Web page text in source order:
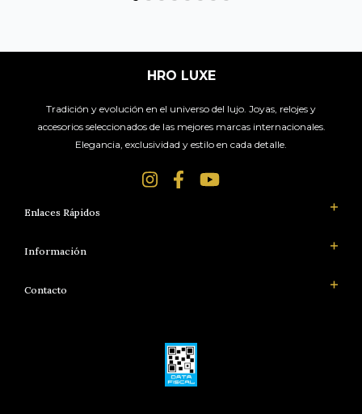
HRO LUXE
Tradición y evolución en el universo del lujo. Joyas, relojes y
accesorios seleccionados de las mejores marcas internacionales.
Elegancia, exclusividad y estilo en cada detalle.
Enlaces Rápidos
Información
Contacto